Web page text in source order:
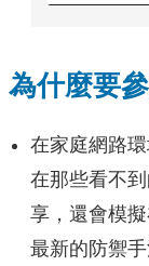
為什麼要
在家庭網路
在那些看不
享，還會模
最新的防禦